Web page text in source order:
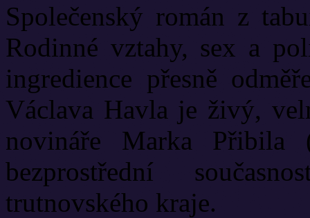
Společenský román z
Rodinné vztahy, sex a
ingredience přesně
Václava Havla je živý,
novináře Marka Přibila
bezprostřední
trutnovského kraje.